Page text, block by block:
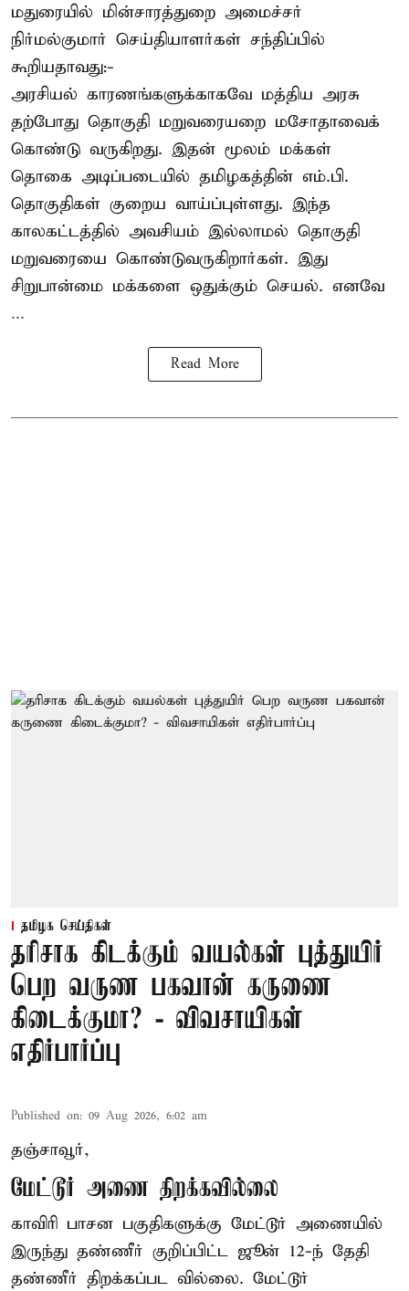
மதுரையில் மின்சாரத்துறை அமைச்சர்
நிர்மல்குமார் செய்தியாளர்கள் சந்திப்பில்
கூறியதாவது:-
அரசியல் காரணங்களுக்காகவே மத்திய அரசு
தற்போது தொகுதி மறுவரையறை மசோதாவைக்
கொண்டு வருகிறது. இதன் மூலம் மக்கள்
தொகை அடிப்படையில் தமிழகத்தின் எம்.பி.
தொகுதிகள் குறைய வாய்ப்புள்ளது. இந்த
காலகட்டத்தில் அவசியம் இல்லாமல் தொகுதி
மறுவரையை கொண்டுவருகிறார்கள். இது
சிறுபான்மை மக்களை ஒதுக்கும் செயல். எனவே
...
Read More
தமிழக செய்திகள்
தரிசாக கிடக்கும் வயல்கள் புத்துயிர்
பெற வருண பகவான் கருணை
கிடைக்குமா? - விவசாயிகள்
எதிர்பார்ப்பு
Published on: 09 Aug 2026, 6:02 am
தஞ்சாவூர்,
மேட்டூர் அணை திறக்கவில்லை
காவிரி பாசன பகுதிகளுக்கு மேட்டூர் அணையில்
இருந்து தண்ணீர் குறிப்பிட்ட ஜூன் 12-ந் தேதி
தண்ணீர் திறக்கப்பட வில்லை. மேட்டூர்